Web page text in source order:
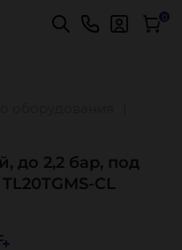
Подробнее 0
до 2,2 бар, под
CL